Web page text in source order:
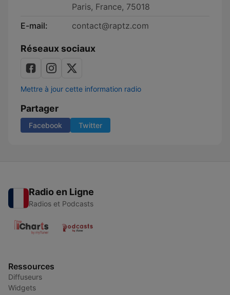
Paris, France, 75018
E-mail:
contact@raptz.com
Réseaux sociaux
Mettre à jour cette information radio
Partager
Facebook Twitter
Radio en Ligne
Radios et Podcasts
Ressources
Diffuseurs
Widgets